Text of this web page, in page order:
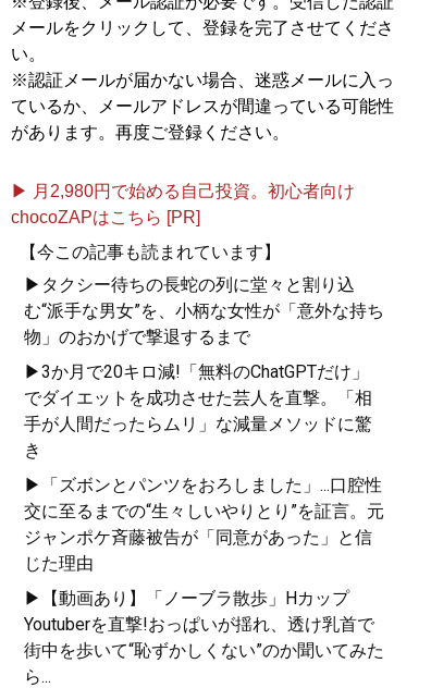
メールをクリックして、登録を完了させてくださ
い。
※認証メールが届かない場合、迷惑メールに入っ
ているか、メールアドレスが間違っている可能性
があります。再度ご登録ください。
▶ 月2,980円で始める自己投資。初心者向け
chocoZAPはこちら [PR]
【今この記事も読まれています】
▶タクシー待ちの長蛇の列に堂々と割り込
む“派手な男女”を、小柄な女性が「意外な持ち
物」のおかげで撃退するまで
▶3か月で20キロ減!「無料のChatGPTだけ」
でダイエットを成功させた芸人を直撃。「相
手が人間だったらムリ」な減量メソッドに驚
き
▶「ズボンとパンツをおろしました」...口腔性
交に至るまでの“生々しいやりとり”を証言。元
ジャンポケ斉藤被告が「同意があった」と信
じた理由
▶【動画あり】「ノーブラ散歩」Hカップ
Youtuberを直撃!おっぱいが揺れ、透け乳首で
街中を歩いて“恥ずかしくない”のか聞いてみた
ら...